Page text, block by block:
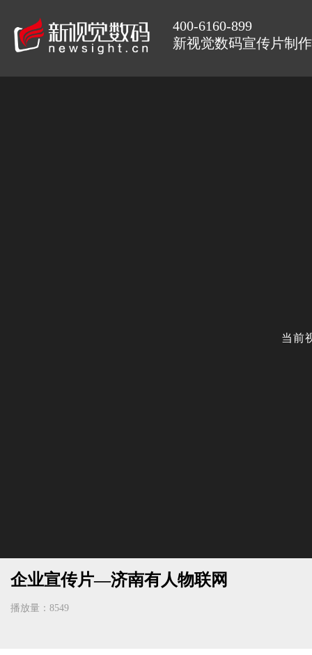
400-6160-899
新视觉数码宣传片制
企业宣传片—济南有人物联网
播放量：8549